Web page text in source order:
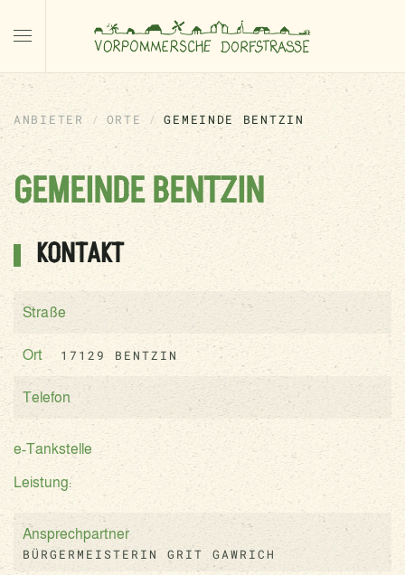
ANBIETER ORTE GEMEINDE BENTZIN
GEMEINDE BENTZIN
KONTAKT
Straße
Ort 17129 BENTZIN
Telefon
e-Tankstelle
Leistung:
Ansprechpartner
BÜRGERMEISTERIN GRIT GAWRICH